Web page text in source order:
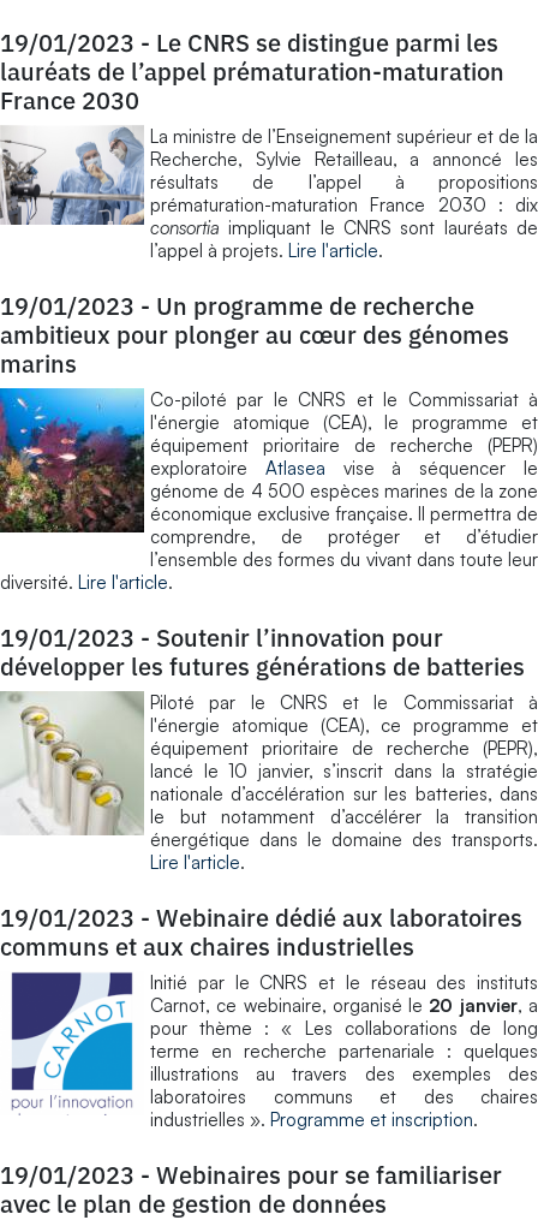
19/01/2023 - Le CNRS se distingue parmi les
lauréats de l’appel prématuration-maturation
France 2030
La ministre de l’Enseignement supérieur et de la
Recherche, Sylvie Retailleau, a annoncé les
résultats de l’appel à propositions
prématuration-maturation France 2030 : dix
consortia impliquant le CNRS sont lauréats de
l’appel à projets. Lire l'article.
19/01/2023 - Un programme de recherche
ambitieux pour plonger au cœur des génomes
marins
Co-piloté par le CNRS et le Commissariat à
l'énergie atomique (CEA), le programme et
équipement prioritaire de recherche (PEPR)
exploratoire Atlasea vise à séquencer le
génome de 4 500 espèces marines de la zone
économique exclusive française. Il permettra de
comprendre, de protéger et d’étudier
l’ensemble des formes du vivant dans toute leur
diversité. Lire l'article.
19/01/2023 - Soutenir l’innovation pour
développer les futures générations de batteries
Piloté par le CNRS et le Commissariat à
l'énergie atomique (CEA), ce programme et
équipement prioritaire de recherche (PEPR),
lancé le 10 janvier, s’inscrit dans la stratégie
nationale d’accélération sur les batteries, dans
le but notamment d’accélérer la transition
énergétique dans le domaine des transports.
Lire l'article.
19/01/2023 - Webinaire dédié aux laboratoires
communs et aux chaires industrielles
Initié par le CNRS et le réseau des instituts
Carnot, ce webinaire, organisé le 20 janvier, a
pour thème : « Les collaborations de long
terme en recherche partenariale : quelques
illustrations au travers des exemples des
laboratoires communs et des chaires
industrielles ». Programme et inscription.
19/01/2023 - Webinaires pour se familiariser
avec le plan de gestion de données